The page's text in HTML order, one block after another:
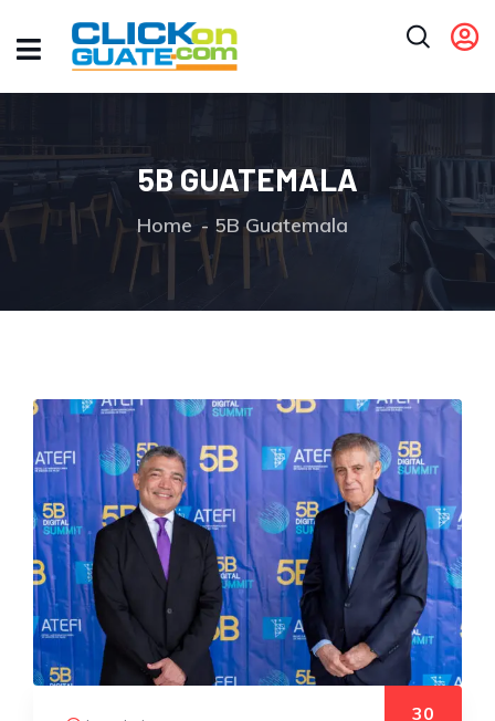
5B GUATEMALA
Home 5B Guatemala
30